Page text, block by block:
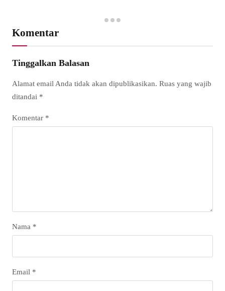
Komentar
Tinggalkan Balasan
Alamat email Anda tidak akan dipublikasikan. Ruas yang wajib
ditandai *
Komentar *
Nama *
Email *